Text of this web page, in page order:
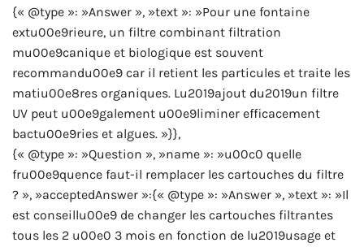
{« @type »: »Answer », »text »: »Pour une fontaine
extu00e9rieure, un filtre combinant filtration
mu00e9canique et biologique est souvent
recommandu00e9 car il retient les particules et traite les
matiu00e8res organiques. Lu2019ajout du2019un filtre
UV peut u00e9galement u00e9liminer efficacement
bactu00e9ries et algues. »}},
{« @type »: »Question », »name »: »u00c0 quelle
fru00e9quence faut-il remplacer les cartouches du filtre
? », »acceptedAnswer »:{« @type »: »Answer », »text »: »Il
est conseillu00e9 de changer les cartouches filtrantes
tous les 2 u00e0 3 mois en fonction de lu2019usage et